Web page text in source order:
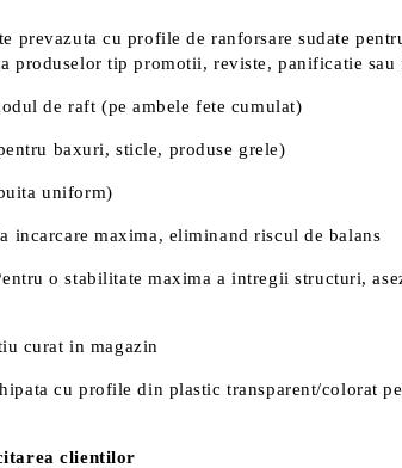
prevazuta cu profile de ranforsare sudate
produselor tip promotii, reviste, panificatie
de raft (pe ambele fete cumulat)
baxuri, sticle, produse grele)
uniform)
incarcare maxima, eliminand riscul de balans
o stabilitate maxima a intregii structuri,
curat in magazin
cu profile din plastic transparent/colorat
clientilor